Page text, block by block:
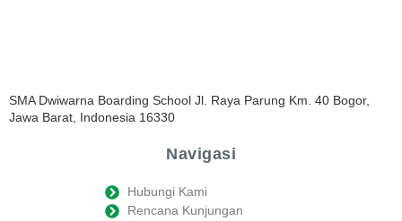
SMA Dwiwarna Boarding School Jl. Raya Parung Km. 40 Bogor,
Jawa Barat, Indonesia 16330
Navigasi
Hubungi Kami
Rencana Kunjungan